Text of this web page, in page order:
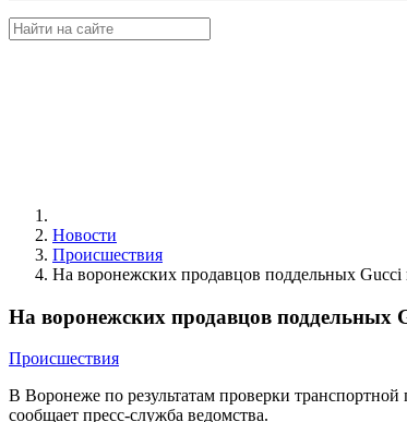
Новости
Происшествия
На воронежских продавцов поддельных Gucci
На воронежских продавцов поддельных
Происшествия
В Воронеже по результатам проверки транспортной
сообщает пресс-служба ведомства.